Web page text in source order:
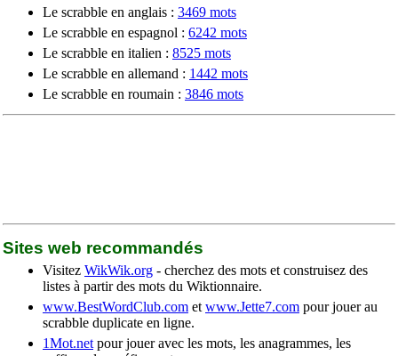
Le scrabble en anglais : 3469 mots
Le scrabble en espagnol : 6242 mots
Le scrabble en italien : 8525 mots
Le scrabble en allemand : 1442 mots
Le scrabble en roumain : 3846 mots
Sites web recommandés
Visitez WikWik.org - cherchez des mots et construisez des
listes à partir des mots du Wiktionnaire.
www.BestWordClub.com et www.Jette7.com pour jouer au
scrabble duplicate en ligne.
1Mot.net pour jouer avec les mots, les anagrammes, les